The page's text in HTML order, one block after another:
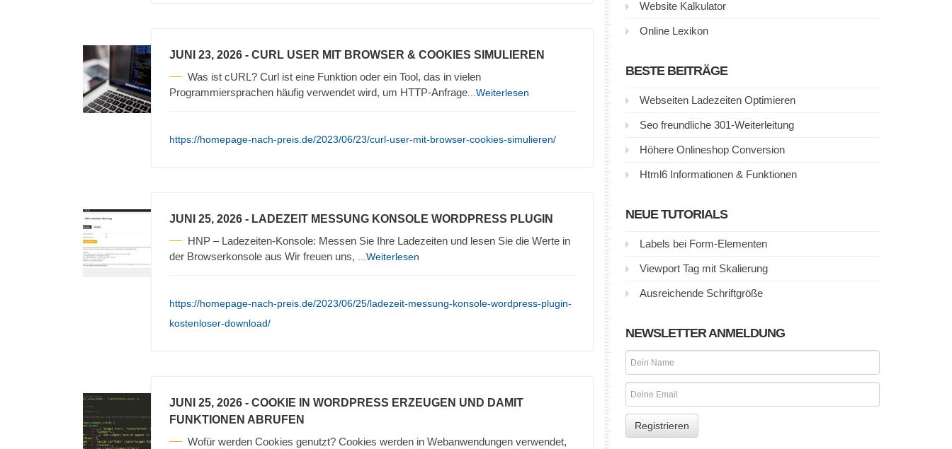
JUNI 23, 2026 - CURL USER MIT BROWSER & COOKIES SIMULIEREN
Was ist cURL? Curl ist eine Funktion oder ein Tool, das in vielen
Programmiersprachen häufig verwendet wird, um HTTP-Anfrage ...Weiterlesen
https://homepage-nach-preis.de/2023/06/23/curl-user-mit-browser-cookies-simulieren/
JUNI 25, 2026 - LADEZEIT MESSUNG KONSOLE WORDPRESS PLUGIN
HNP – Ladezeiten-Konsole: Messen Sie Ihre Ladezeiten und lesen Sie die Werte in
der Browserkonsole aus Wir freuen uns,
...Weiterlesen
https://homepage-nach-preis.de/2023/06/25/ladezeit-messung-konsole-wordpress-plugin-
kostenloser-download/
JUNI 25, 2026 - COOKIE IN WORDPRESS ERZEUGEN UND DAMIT
FUNKTIONEN ABRUFEN
Wofür werden Cookies genutzt? Cookies werden in Webanwendungen verwendet,
Website Kalkulator
Online Lexikon
BESTE BEITRÄGE
Webseiten Ladezeiten Optimieren
Seo freundliche 301-Weiterleitung
Höhere Onlineshop Conversion
Html6 Informationen & Funktionen
NEUE TUTORIALS
Labels bei Form-Elementen
Viewport Tag mit Skalierung
Ausreichende Schriftgröße
NEWSLETTER ANMELDUNG